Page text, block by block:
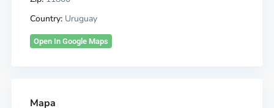
Country: Uruguay
Open In Google Maps
Mapa